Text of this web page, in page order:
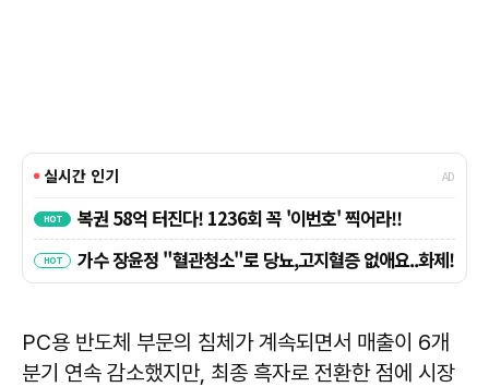
PC용 반도체 부문의 침체가 계속되면서 매출이 6개
분기 연속 감소했지만, 최종 흑자로 전환한 점에 시장